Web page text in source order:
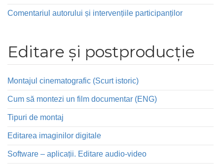
Comentariul autorului și intervențiile participanților
Editare și postproducție
Montajul cinematografic (Scurt istoric)
Cum să montezi un film documentar (ENG)
Tipuri de montaj
Editarea imaginilor digitale
Software – aplicații. Editare audio-video